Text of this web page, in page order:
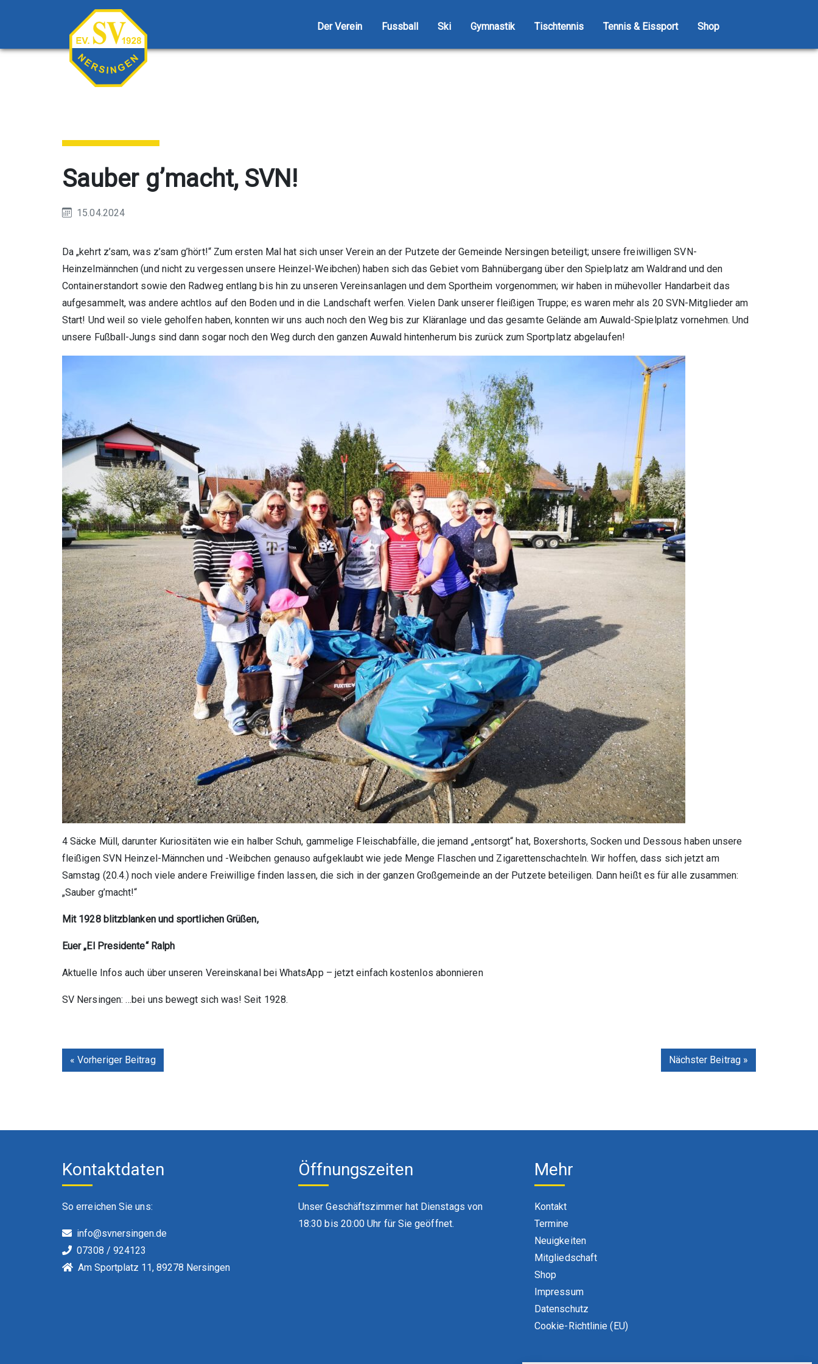
Der Verein Fussball Ski Gymnastik Tischtennis Tennis & Eissport Shop
Sauber g’macht, SVN!
15.04.2024
Da „kehrt z’sam, was z’sam g’hört!“ Zum ersten Mal hat sich unser Verein an der Putzete der Gemeinde Nersingen beteiligt; unsere freiwilligen SVN-
Heinzelmännchen (und nicht zu vergessen unsere Heinzel-Weibchen) haben sich das Gebiet vom Bahnübergang über den Spielplatz am Waldrand und den
Containerstandort sowie den Radweg entlang bis hin zu unseren Vereinsanlagen und dem Sportheim vorgenommen; wir haben in mühevoller Handarbeit das
aufgesammelt, was andere achtlos auf den Boden und in die Landschaft werfen. Vielen Dank unserer fleißigen Truppe; es waren mehr als 20 SVN-Mitglieder am
Start! Und weil so viele geholfen haben, konnten wir uns auch noch den Weg bis zur Kläranlage und das gesamte Gelände am Auwald-Spielplatz vornehmen. Und
unsere Fußball-Jungs sind dann sogar noch den Weg durch den ganzen Auwald hintenherum bis zurück zum Sportplatz abgelaufen!
4 Säcke Müll, darunter Kuriositäten wie ein halber Schuh, gammelige Fleischabfälle, die jemand „entsorgt“ hat, Boxershorts, Socken und Dessous haben unsere
fleißigen SVN Heinzel-Männchen und -Weibchen genauso aufgeklaubt wie jede Menge Flaschen und Zigarettenschachteln. Wir hoffen, dass sich jetzt am
Samstag (20.4.) noch viele andere Freiwillige finden lassen, die sich in der ganzen Großgemeinde an der Putzete beteiligen. Dann heißt es für alle zusammen:
„Sauber g’macht!“
Mit 1928 blitzblanken und sportlichen Grüßen,
Euer „El Presidente“ Ralph
Aktuelle Infos auch über unseren Vereinskanal bei WhatsApp – jetzt einfach kostenlos abonnieren
SV Nersingen: …bei uns bewegt sich was! Seit 1928.
« Vorheriger Beitrag Nächster Beitrag »
Kontaktdaten
So erreichen Sie uns:
info@svnersingen.de
07308 / 924123
Am Sportplatz 11, 89278 Nersingen
Öffnungszeiten
Unser Geschäftszimmer hat Dienstags von
18:30 bis 20:00 Uhr für Sie geöffnet.
Mehr
Kontakt
Termine
Neuigkeiten
Mitgliedschaft
Shop
Impressum
Datenschutz
Cookie-Richtlinie (EU)